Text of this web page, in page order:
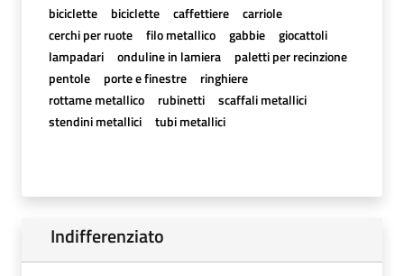
biciclette biciclette caffettiere
carriole
cerchi per ruote
filo metallico gabbie
giocattoli
lampadari
onduline in lamiera
paletti per recinzione
pentole
porte e finestre
ringhiere
rottame metallico
rubinetti
scaffali metallici
stendini metallici
tubi metallici
Indifferenziato